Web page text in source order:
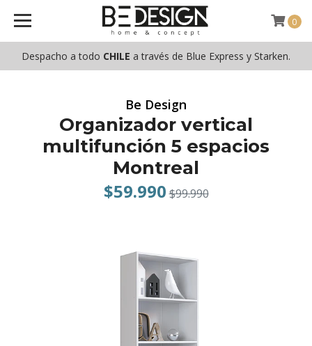
Despacho a todo CHILE a través de Blue Express y Starken.
0
Be Design
Organizador vertical
multifunción 5 espacios
Montreal
$59.990 $99.990